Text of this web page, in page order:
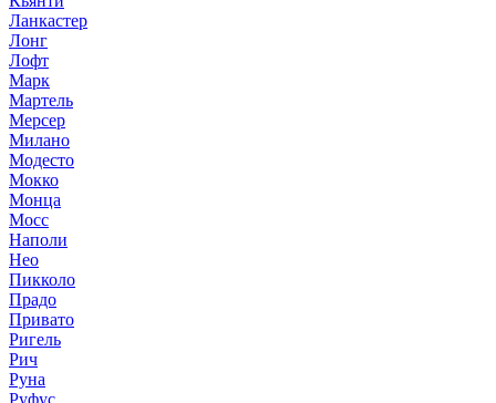
Ланкастер
Лонг
Лофт
Марк
Мартель
Мерсер
Милано
Модесто
Мокко
Монца
Мосс
Наполи
Нео
Пикколо
Прадо
Привато
Ригель
Рич
Руна
Руфус